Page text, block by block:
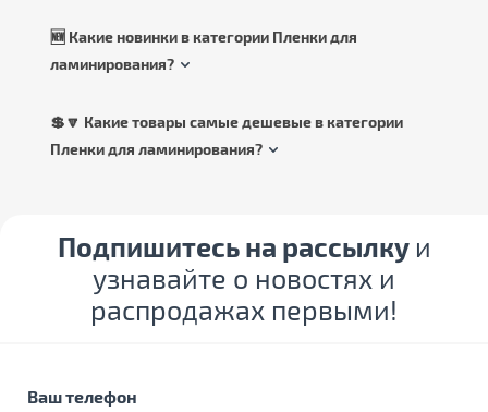
🆕 Какие новинки в категории Пленки для
ламинирования?
💲🔽 Какие товары самые дешевые в категории
Пленки для ламинирования?
Подпишитесь на рассылку и
узнавайте о новостях и
распродажах первыми!